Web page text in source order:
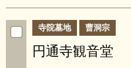
寺院墓地 曹洞宗
円通寺観音堂